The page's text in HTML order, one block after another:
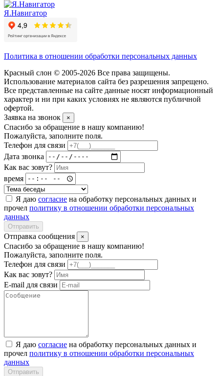
Я.Навигатор
Политика в отношении обработки персональных данных
Красный слон © 2005-2026 Все права защищены.
Использование материалов сайта без разрешения запрещено.
Все представленные на сайте данные носят информационный
характер и ни при каких условиях не являются публичной
офертой.
Заявка на звонок
×
Спасибо за обращение в нашу компанию!
Пожалуйста, заполните поля.
Телефон для связи
Дата звонка
Как вас зовут?
время
Я даю согласие на обработку персональных данных и
прочел политику в отношении обработки персональных
данных
Отправить
Отправка сообщения ×
Спасибо за обращение в нашу компанию!
Пожалуйста, заполните поля.
Телефон для связи
Как вас зовут?
E-mail для связи
Я даю согласие на обработку персональных данных и
прочел политику в отношении обработки персональных
данных
Отправить